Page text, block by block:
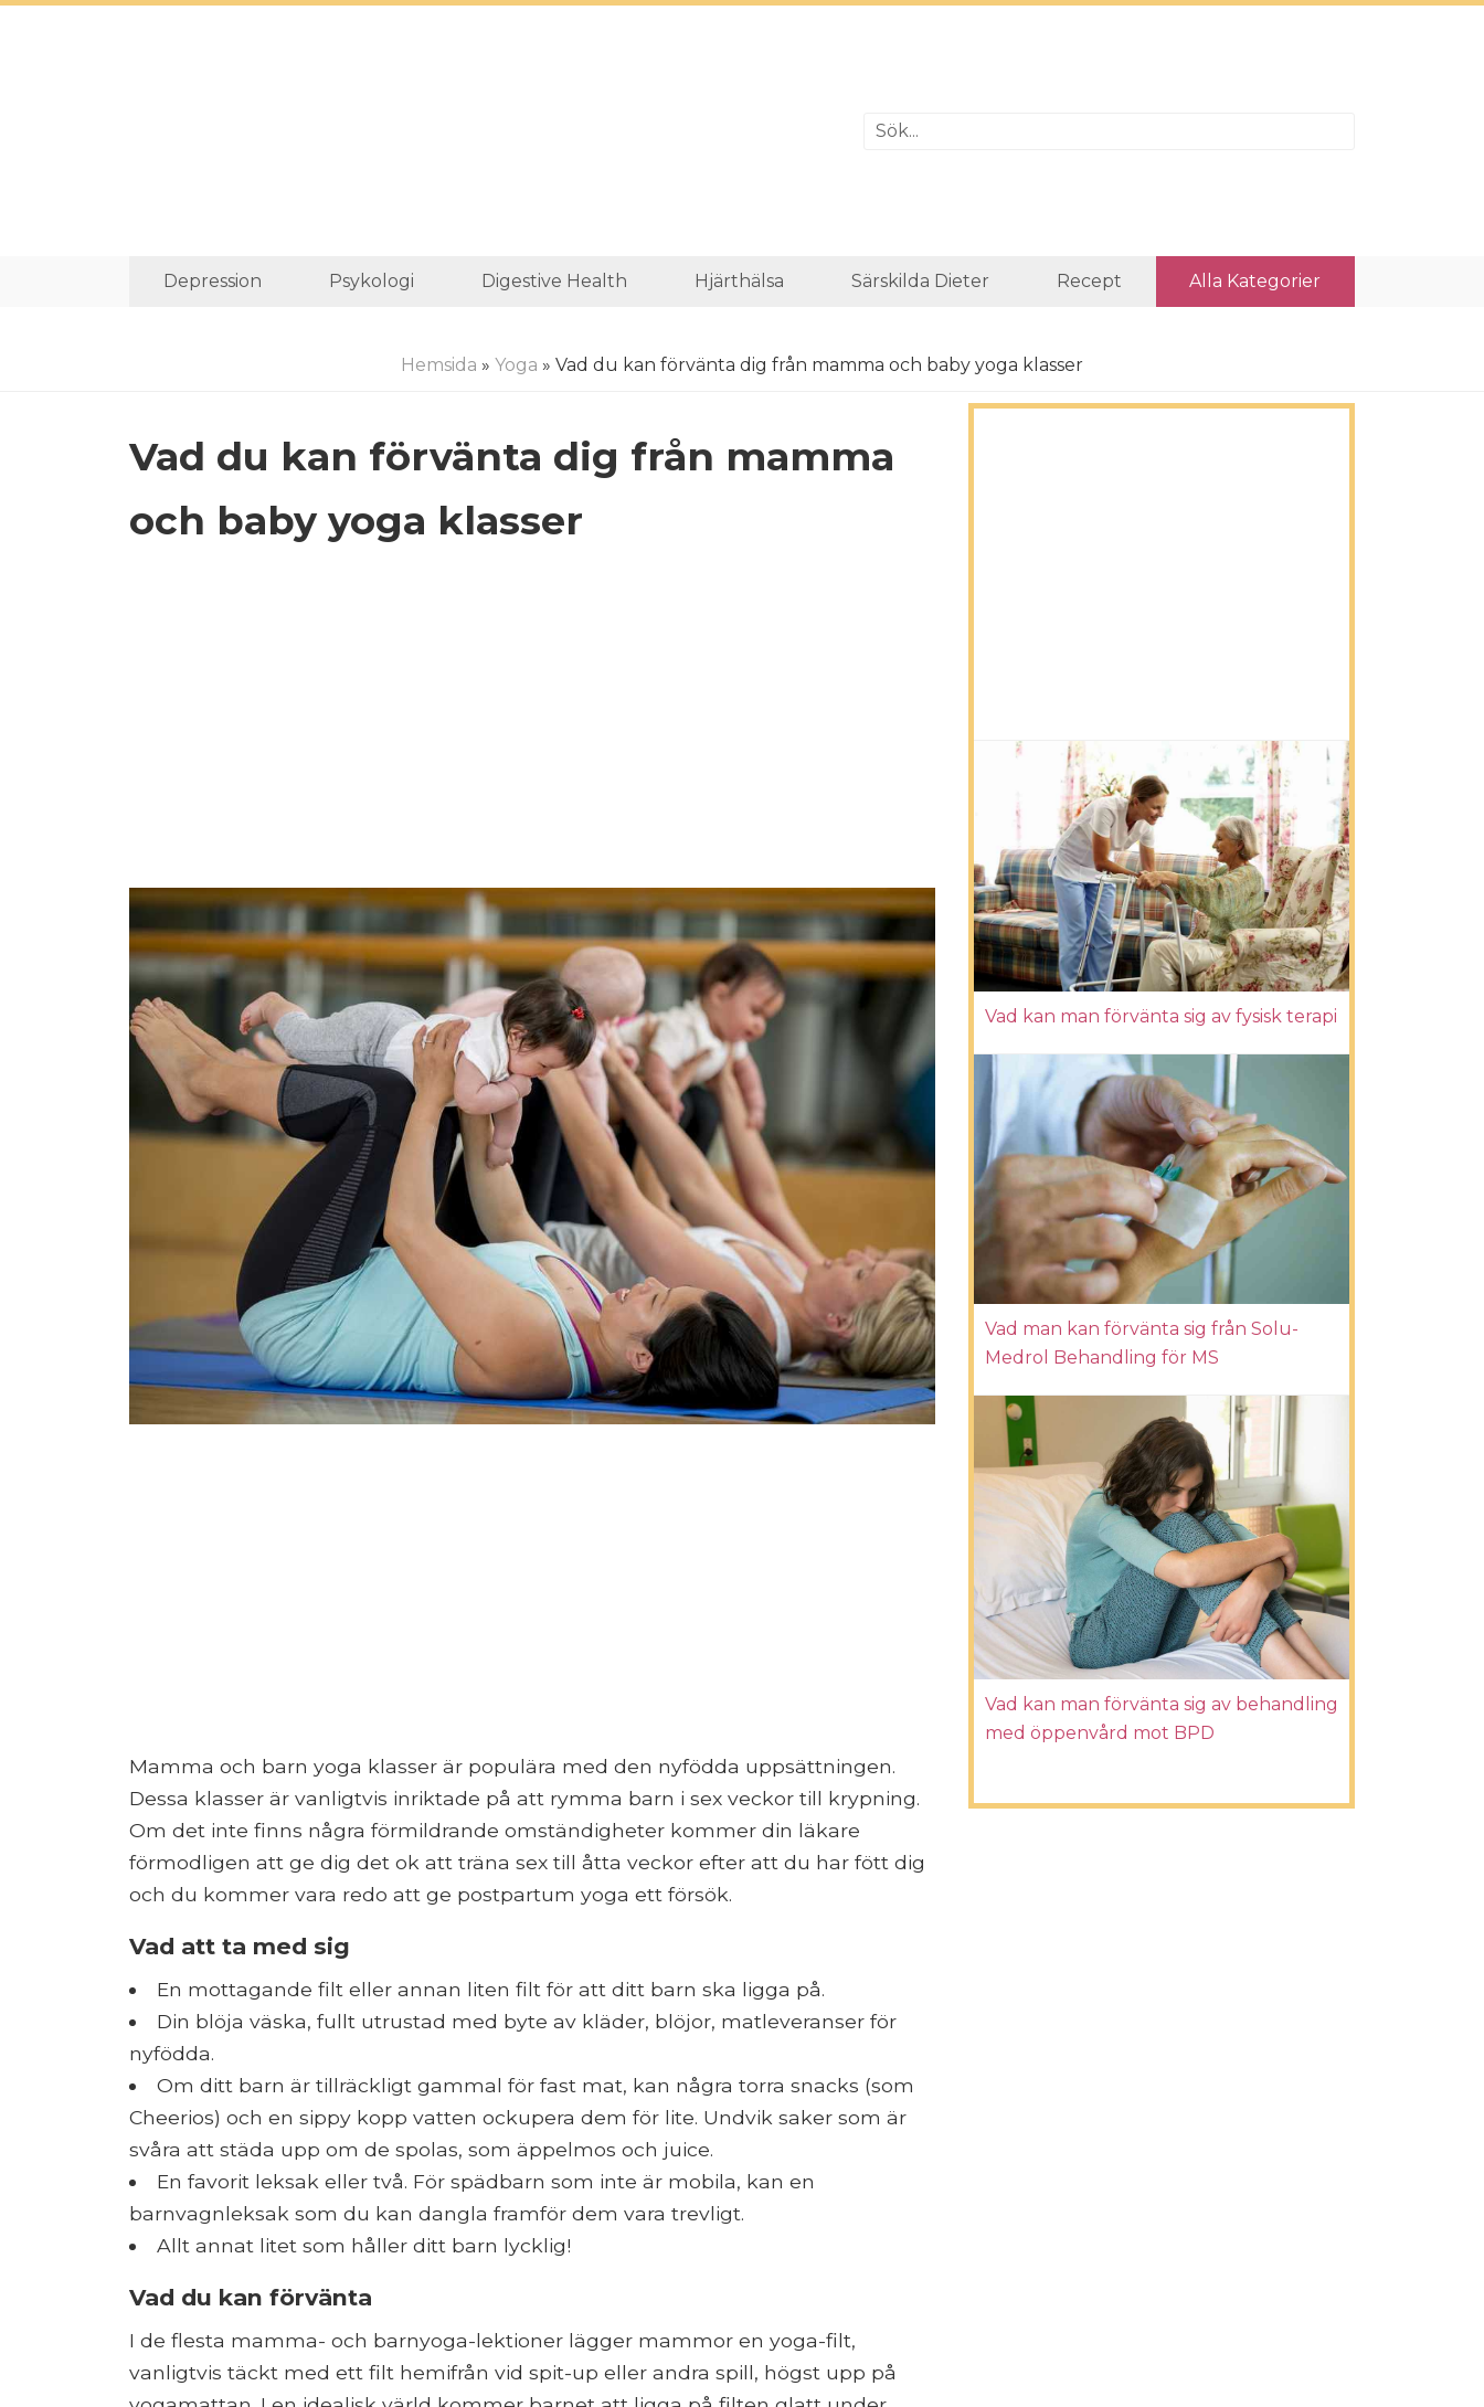
Depression Psykologi Digestive Health Hjärthälsa Särskilda Dieter Recept Alla Kategorier
Hemsida » Yoga » Vad du kan förvänta dig från mamma och baby yoga klasser
Vad du kan förvänta dig från mamma
och baby yoga klasser
Mamma och barn yoga klasser är populära med den nyfödda uppsättningen.
Dessa klasser är vanligtvis inriktade på att rymma barn i sex veckor till krypning.
Om det inte finns några förmildrande omständigheter kommer din läkare
förmodligen att ge dig det ok att träna sex till åtta veckor efter att du har fött dig
och du kommer vara redo att ge postpartum yoga ett försök.
Vad att ta med sig
En mottagande filt eller annan liten filt för att ditt barn ska ligga på.
Din blöja väska, fullt utrustad med byte av kläder, blöjor, matleveranser för
nyfödda.
Om ditt barn är tillräckligt gammal för fast mat, kan några torra snacks (som
Cheerios) och en sippy kopp vatten ockupera dem för lite. Undvik saker som är
svåra att städa upp om de spolas, som äppelmos och juice.
En favorit leksak eller två. För spädbarn som inte är mobila, kan en
barnvagnleksak som du kan dangla framför dem vara trevligt.
Allt annat litet som håller ditt barn lycklig!
Vad du kan förvänta
I de flesta mamma- och barnyoga-lektioner lägger mammor en yoga-filt,
vanligtvis täckt med ett filt hemifrån vid spit-up eller andra spill, högst upp på
Vad kan man förvänta sig av fysisk terapi
Vad man kan förvänta sig från Solu-
Medrol Behandling för MS
Vad kan man förvänta sig av behandling
med öppenvård mot BPD